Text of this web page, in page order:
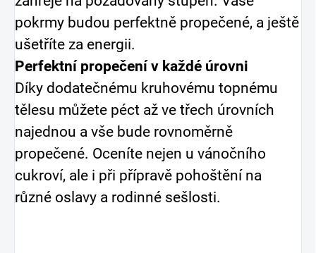
pokrmy budou perfektně propečené, a ještě
ušetříte za energii.
Perfektní propečení v každé úrovni
Díky dodatečnému kruhovému topnému
tělesu můžete péct až ve třech úrovních
najednou a vše bude rovnoměrně
propečené. Oceníte nejen u vánočního
cukroví, ale i při přípravě pohoštění na
různé oslavy a rodinné sešlosti.